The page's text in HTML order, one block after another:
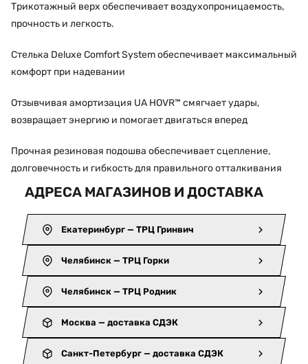
Трикотажный верх обеспечивает воздухопроницаемость,
прочность и легкость.
Стелька Deluxe Comfort System обеспечивает максимальный
комфорт при надевании
Отзывчивая амортизация UA HOVR™ смягчает удары,
возвращает энергию и помогает двигаться вперед
Прочная резиновая подошва обеспечивает сцепление,
долговечность и гибкость для правильного отталкивания
АДРЕСА МАГАЗИНОВ И ДОСТАВКА
Екатеринбург — ТРЦ Гринвич
Челябинск — ТРЦ Горки
Челябинск — ТРЦ Родник
Москва — доставка СДЭК
Санкт-Петербург — доставка СДЭК